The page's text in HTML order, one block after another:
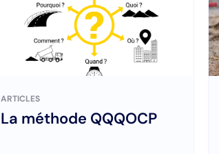
ARTICLES
La méthode QQQOCP